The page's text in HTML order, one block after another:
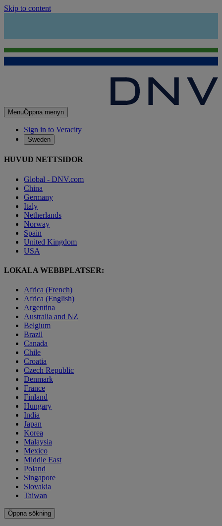
Skip to content
MenuÖppna menyn
Sign in to Veracity
Sweden
HUVUD NETTSIDOR
Global - DNV.com
China
Germany
Italy
Netherlands
Norway
Spain
United Kingdom
USA
LOKALA WEBBPLATSER:
Africa (French)
Africa (English)
Argentina
Australia and NZ
Belgium
Brazil
Canada
Chile
Croatia
Czech Republic
Denmark
France
Finland
Hungary
India
Japan
Korea
Malaysia
Mexico
Middle East
Poland
Singapore
Slovakia
Taiwan
Öppna sökning